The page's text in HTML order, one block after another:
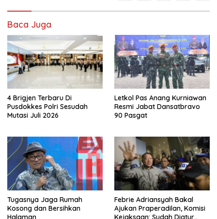
Baca Juga
4 Brigjen Terbaru Di
Pusdokkes Polri Sesudah
Mutasi Juli 2026
Letkol Pas Anang Kurniawan
Resmi Jabat Dansatbravo
90 Pasgat
Tugasnya Jaga Rumah
Kosong dan Bersihkan
Halaman
Febrie Adriansyah Bakal
Ajukan Praperadilan, Komisi
Kejaksaan: Sudah Diatur